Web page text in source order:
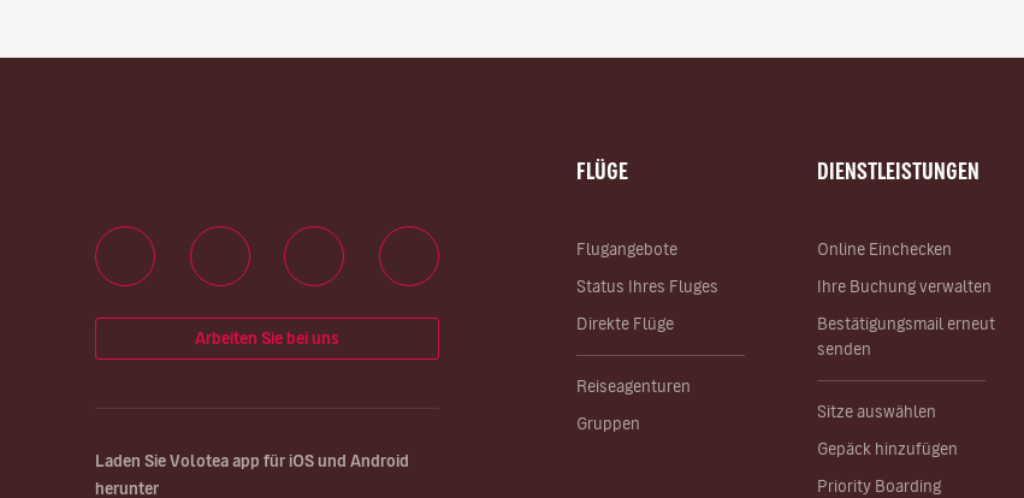
FLÜGE
Flugangebote
Status Ihres Fluges
Direkte Flüge
Reiseagenturen
Gruppen
DIENSTLEISTUNGEN
Online Einchecken
Ihre Buchung verwalten
Bestätigungsmail erneut
senden
Sitze auswählen
Gepäck hinzufügen
Priority Boarding
Arbeiten Sie bei uns
Laden Sie Volotea app für iOS und Android
herunter